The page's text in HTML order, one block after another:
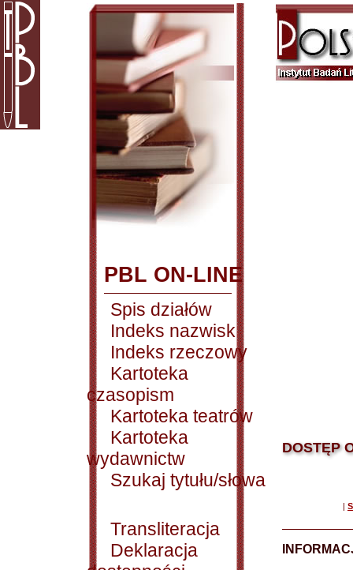
PBL ON-LINE
Spis działów
Indeks nazwisk
Indeks rzeczowy
Kartoteka
czasopism
Kartoteka teatrów
Kartoteka
wydawnictw
Szukaj tytułu/słowa
Transliteracja
Deklaracja
DOSTĘP
|